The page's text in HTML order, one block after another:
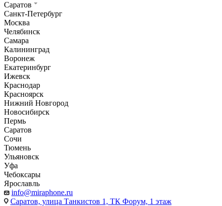
Саратов
Санкт-Петербург
Москва
Челябинск
Самара
Калининград
Воронеж
Екатеринбург
Ижевск
Краснодар
Красноярск
Нижний Новгород
Новосибирск
Пермь
Саратов
Сочи
Тюмень
Ульяновск
Уфа
Чебоксары
Ярославль
info@miraphone.ru
Саратов, улица Танкистов 1, ТК Форум, 1 этаж